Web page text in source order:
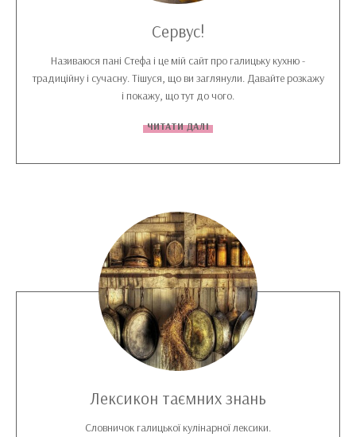
Сервус!
Називаюся пані Стефа і це мій сайт про галицьку кухню -
традиційну і сучасну. Тішуся, що ви заглянули. Давайте розкажу
і покажу, що тут до чого.
ЧИТАТИ ДАЛІ
Лексикон таємних знань
Словничок галицької кулінарної лексики.